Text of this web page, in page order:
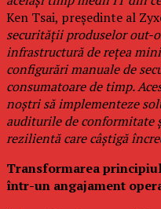
Ken Tsai, președinte al
securității produselor out-
infrastructură de rețea
configurări manuale de
consumatoare de timp.
noștri să implementeze
auditurile de conformitate
rezilientă care câștigă
Transformarea
într-un angajament